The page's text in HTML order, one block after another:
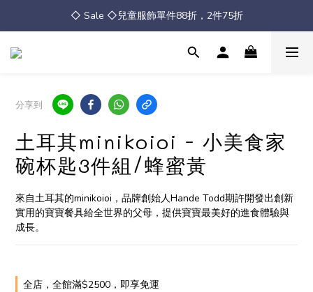
◇ Sale ◇兒童服飾單件88折，2件75折
◇ Sale ◇兒童服飾單件88折，2件75折
全館消費滿 $2500 免運
分享到
土耳其minikoioi - 小美食家
碗杯匙3件組/蜂蜜黃
來自土耳其的minikoioi，品牌創始人Hande Todd期許開發出創新
實用的寶寶餐具給全世界的父母，提供寶寶最美好的進食體驗與
成長。
全店，全館滿$2500，即享免運